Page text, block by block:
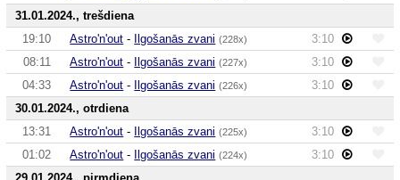
31.01.2024., trešdiena
19:10
Astro'n'out - Ilgošanās zvani (228x)
3:10
08:11
Astro'n'out - Ilgošanās zvani (227x)
3:10
04:33
Astro'n'out - Ilgošanās zvani (226x)
3:10
30.01.2024., otrdiena
13:31
Astro'n'out - Ilgošanās zvani (225x)
3:10
01:02
Astro'n'out - Ilgošanās zvani (224x)
3:10